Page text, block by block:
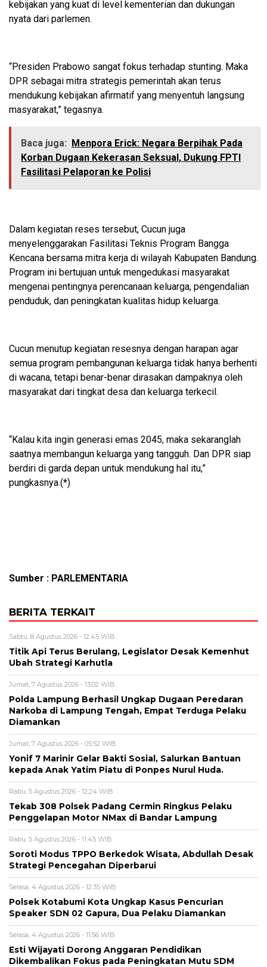
kebijakan yang kuat di level kementerian dan dukungan
nyata dari parlemen.
“Presiden Prabowo sangat fokus terhadap stunting. Maka
DPR sebagai mitra strategis pemerintah akan terus
mendukung kebijakan afirmatif yang menyentuh langsung
masyarakat,” tegasnya.
Baca juga:
Menpora Erick: Negara Berpihak Pada
Korban Dugaan Kekerasan Seksual, Dukung FPTI
Fasilitasi Pelaporan ke Polisi
Dalam kegiatan reses tersebut, Cucun juga
menyelenggarakan Fasilitasi Teknis Program Bangga
Kencana bersama mitra kerja di wilayah Kabupaten Bandung.
Program ini bertujuan untuk mengedukasi masyarakat
mengenai pentingnya perencanaan keluarga, pengendalian
penduduk, dan peningkatan kualitas hidup keluarga.
Cucun menutup kegiatan resesnya dengan harapan agar
semua program pembangunan keluarga tidak hanya berhenti
di wacana, tetapi benar-benar dirasakan dampaknya oleh
masyarakat dari tingkat desa dan keluarga terkecil.
“Kalau kita ingin generasi emas 2045, maka sekaranglah
saatnya membangun keluarga yang tangguh. Dan DPR siap
berdiri di garda depan untuk mendukung hal itu,”
pungkasnya.(*)
Sumber : PARLEMENTARIA
BERITA TERKAIT
Sabtu, 8 Agustus 2026 - 12:45 WIB
Titik Api Terus Berulang, Legislator Desak Kemenhut
Ubah Strategi Karhutla
Jumat, 7 Agustus 2026 - 13:02 WIB
Polda Lampung Berhasil Ungkap Dugaan Peredaran
Narkoba di Lampung Tengah, Empat Terduga Pelaku
Diamankan
Jumat, 7 Agustus 2026 - 05:52 WIB
Yonif 7 Marinir Gelar Bakti Sosial, Salurkan Bantuan
kepada Anak Yatim Piatu di Ponpes Nurul Huda.
Rabu, 5 Agustus 2026 - 12:24 WIB
Tekab 308 Polsek Padang Cermin Ringkus Pelaku
Penggelapan Motor NMax di Bandar Lampung
Rabu, 5 Agustus 2026 - 11:45 WIB
Soroti Modus TPPO Berkedok Wisata, Abdullah Desak
Strategi Pencegahan Diperbarui
Selasa, 4 Agustus 2026 - 12:35 WIB
Polsek Kotabumi Kota Ungkap Kasus Pencurian
Speaker SDN 02 Gapura, Dua Pelaku Diamankan
Selasa, 4 Agustus 2026 - 11:56 WIB
Esti Wijayati Dorong Anggaran Pendidikan
Dikembalikan Fokus pada Peningkatan Mutu SDM